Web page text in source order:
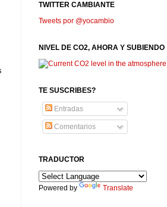
TWITTER CAMBIANTE
Tweets por @yocambio
NIVEL DE CO2, AHORA Y SUBIENDO
TE SUSCRIBES?
Entradas
Comentarios
TRADUCTOR
Powered by Translate